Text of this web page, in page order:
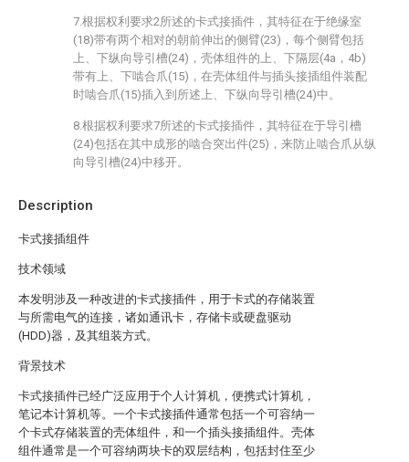
Description
卡式接插组件
技术领域
本发明涉及一种改进的卡式接插件，用于卡式的存储装置
与所需电气的连接，诸如通讯卡，存储卡或硬盘驱动
(HDD)器，及其组装方式。
背景技术
卡式接插件已经广泛应用于个人计算机，便携式计算机，
笔记本计算机等。一个卡式接插件通常包括一个可容纳一
个卡式存储装置的壳体组件，和一个插头接插组件。壳体
组件通常是一个可容纳两块卡的双层结构，包括封住至少
7.根据权利要求2所述的卡式接插件，其特征在于绝缘室
(18)带有两个相对的朝前伸出的侧臂(23)，每个侧臂包括
上、下纵向导引槽(24)，壳体组件的上、下隔层(4a，4b)
带有上、下啮合爪(15)，在壳体组件与插头接插组件装配
时啮合爪(15)插入到所述上、下纵向导引槽(24)中。
8.根据权利要求7所述的卡式接插件，其特征在于导引槽
(24)包括在其中成形的啮合突出件(25)，来防止啮合爪从纵
向导引槽(24)中移开。